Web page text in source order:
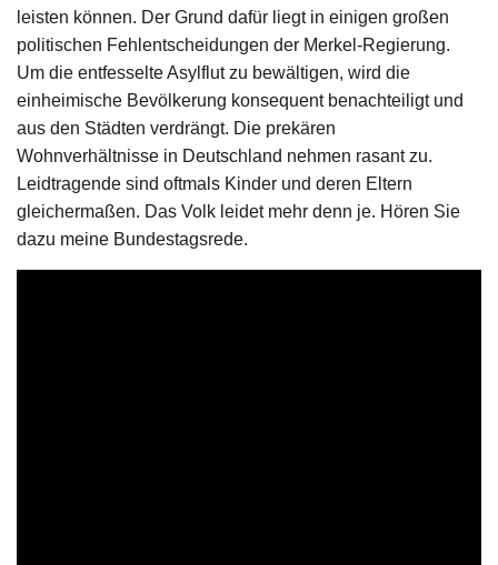
leisten können. Der Grund dafür liegt in einigen großen
politischen Fehlentscheidungen der Merkel-Regierung.
Um die entfesselte Asylflut zu bewältigen, wird die
einheimische Bevölkerung konsequent benachteiligt und
aus den Städten verdrängt. Die prekären
Wohnverhältnisse in Deutschland nehmen rasant zu.
Leidtragende sind oftmals Kinder und deren Eltern
gleichermaßen. Das Volk leidet mehr denn je. Hören Sie
dazu meine Bundestagsrede.